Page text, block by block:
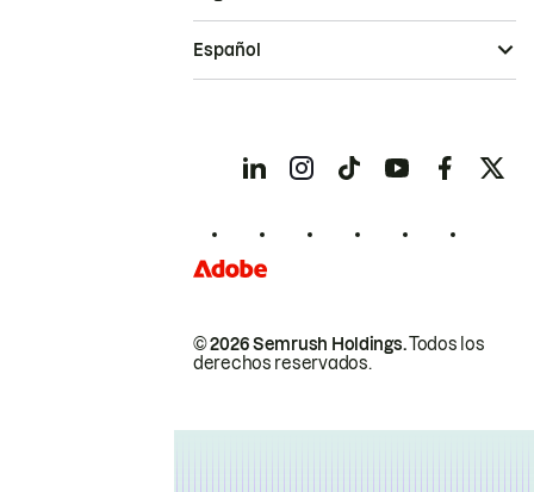
© 2026 Semrush Holdings.Todos los
derechos reservados.
Español